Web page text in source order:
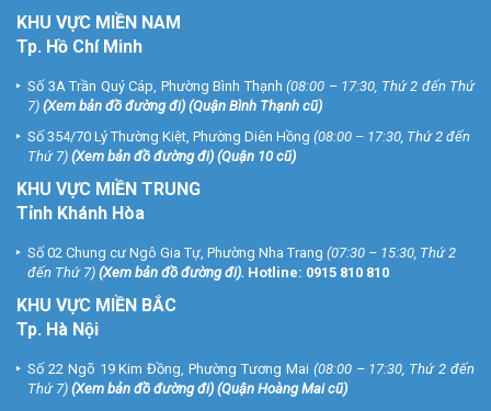
KHU VỰC MIỀN NAM
Tp. Hồ Chí Minh
Số 3A Trần Quý Cáp, Phường Bình Thạnh (08:00 – 17:30, Thứ 2 đến Thứ
7) (Xem bản đồ đường đi) (Quận Bình Thạnh cũ)
Số 354/70 Lý Thường Kiệt, Phường Diên Hồng (08:00 – 17:30, Thứ 2 đến
Thứ 7) (Xem bản đồ đường đi) (Quận 10 cũ)
KHU VỰC MIỀN TRUNG
Tỉnh Khánh Hòa
Số 02 Chung cư Ngô Gia Tự, Phường Nha Trang (07:30 – 15:30, Thứ 2
đến Thứ 7) (Xem bản đồ đường đi). Hotline: 0915 810 810
KHU VỰC MIỀN BẮC
Tp. Hà Nội
Số 22 Ngõ 19 Kim Đồng, Phường Tương Mai (08:00 – 17:30, Thứ 2 đến
Thứ 7) (Xem bản đồ đường đi) (Quận Hoàng Mai cũ)